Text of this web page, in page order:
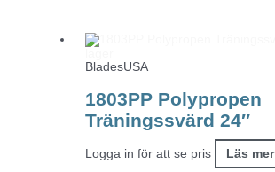
BladesUSA
1803PP Polypropen
Träningssvärd 24″
Logga in för att se pris Läs mer